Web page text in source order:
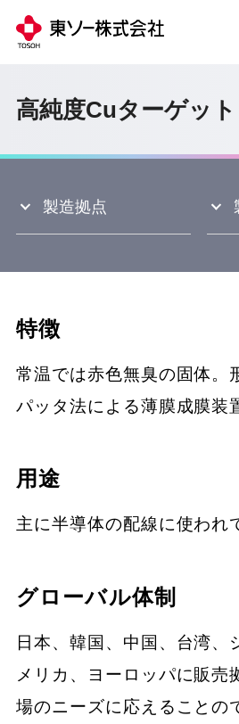
高純度Cuターゲット
製造拠点
特徴
常温では赤色無臭の固体。
パッタ法による薄膜成膜装
用途
主に半導体の配線に使われ
グローバル体制
日本、韓国、中国、台湾、
メリカ、ヨーロッパに販売
場のニーズに応えることの